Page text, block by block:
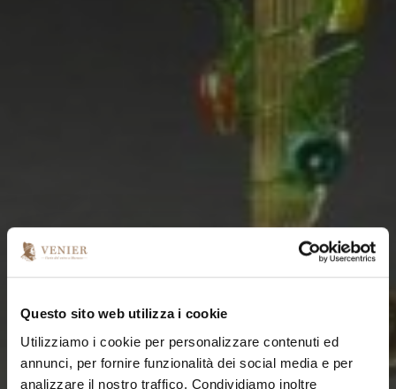
Questo sito web utilizza i cookie
Utilizziamo i cookie per personalizzare contenuti ed
annunci, per fornire funzionalità dei social media e per
analizzare il nostro traffico. Condividiamo inoltre